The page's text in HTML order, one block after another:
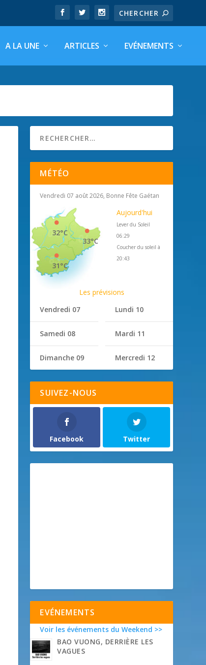
A LA UNE ARTICLES EVÉNEMENTS
MÉTÉO
Vendredi 07 août 2026, Bonne Fête Gaétan
33°C
32°C
31°C
Aujourd'hui
Lever du Soleil
06:29
Coucher du soleil à
20:43
Les prévisions
Vendredi 07
Samedi 08
Dimanche 09
Lundi 10
Mardi 11
Mercredi 12
SUIVEZ-NOUS
Facebook Twitter
EVÉNEMENTS
Voir les événements du Weekend >>
BAO VUONG, DERRIÈRE LES
VAGUES